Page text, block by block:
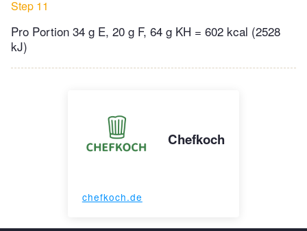
Step 11
Pro Portion 34 g E, 20 g F, 64 g KH = 602 kcal (2528
kJ)
Chefkoch
chefkoch.de